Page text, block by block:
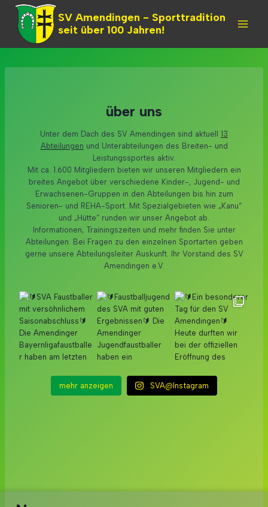
Skip
content
SV Amendingen - Sporttradition
seit über 100 Jahren!
über uns
Unter dem Dach des SV Amendingen sind aktuell 13
Abteilungen und Unterabteilungen des Breiten- und
Leistungssportes aktiv.
Mit ca. 1.600 Mitgliedern bieten wir unseren Mitgliedern ein
breites Angebot über verschiedene Kinder-, Jugend- und
Erwachsenen-Gruppen in den Abteilungen bis hin zum
Senioren- und REHA-Sport. Mit Spezialgebieten wie „Kanu“
und „Hütte“ runden wir unser Angebot ab.
Informationen, Trainingszeiten und mehr finden Sie unter
Abteilungen. Bei Fragen zu den einzelnen Sportarten geben
gerne unsere Abteilungsleiter Auskunft. Ihr Vorstand des SV
Amendingen e.V.
mehr anzeigen SVA@Instagram